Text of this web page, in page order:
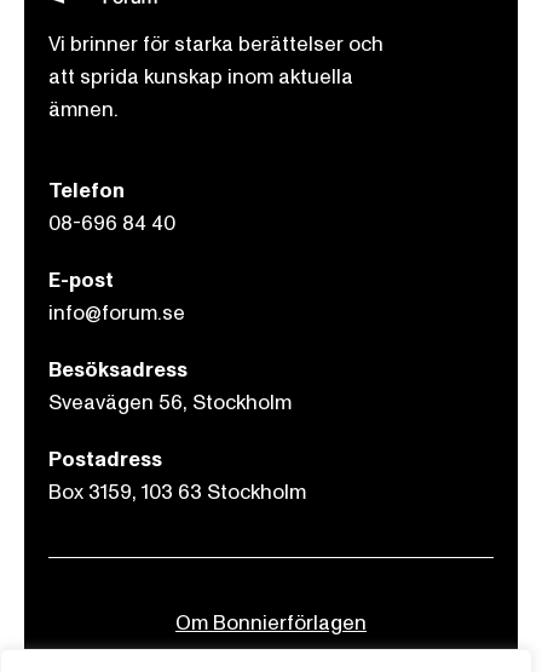
Vi brinner för starka berättelser och
att sprida kunskap inom aktuella
ämnen.
Telefon
08-696 84 40
E-post
info@forum.se
Besöksadress
Sveavägen 56, Stockholm
Postadress
Box 3159, 103 63 Stockholm
Om Bonnierförlagen